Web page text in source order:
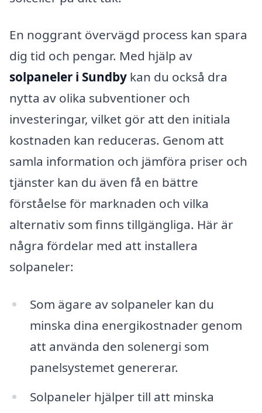
En noggrant övervägd process kan spara
dig tid och pengar. Med hjälp av
solpaneler i Sundby kan du också dra
nytta av olika subventioner och
investeringar, vilket gör att den initiala
kostnaden kan reduceras. Genom att
samla information och jämföra priser och
tjänster kan du även få en bättre
förståelse för marknaden och vilka
alternativ som finns tillgängliga. Här är
några fördelar med att installera
solpaneler:
Som ägare av solpaneler kan du
minska dina energikostnader genom
att använda den solenergi som
panelsystemet genererar.
Solpaneler hjälper till att minska